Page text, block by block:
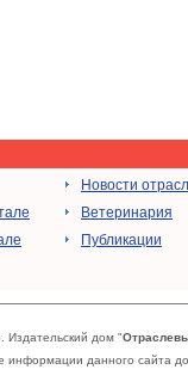
Новости
Ветеринария
Публикации
Издательский дом "
информации данного сайта